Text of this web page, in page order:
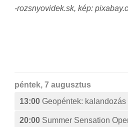
-rozsnyovidek.sk, kép:
péntek, 7 augusztus
13:00 Geopéntek:
20:00 Summer Sensation